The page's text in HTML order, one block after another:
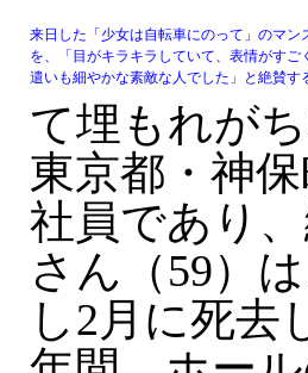
来日した「少女は自転車にのって」のマン
を、「目がキラキラしていて、表情がすご
遣いも細やかな素敵な人でした」と絶賛す
て埋もれが
東京都・神
社員であり
さん（59）
し2月に死去